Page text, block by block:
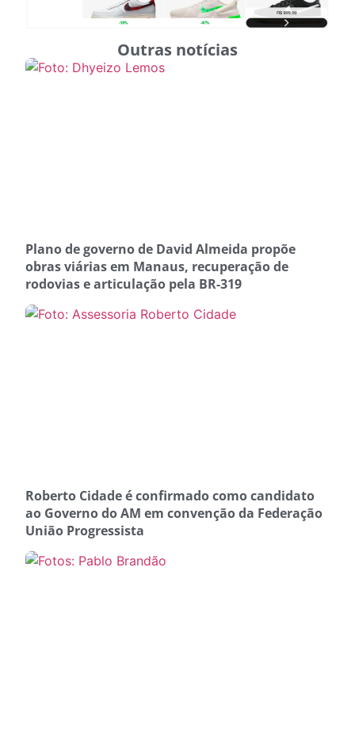
Outras notícias
Plano de governo de David Almeida propõe
obras viárias em Manaus, recuperação de
rodovias e articulação pela BR-319
Roberto Cidade é confirmado como candidato
ao Governo do AM em convenção da Federação
União Progressista